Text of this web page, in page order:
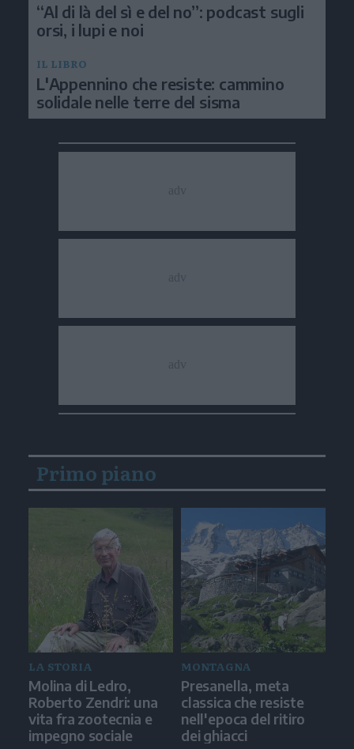
“Al di là del sì e del no”: podcast sugli
orsi, i lupi e noi
IL LIBRO
L'Appennino che resiste: cammino
solidale nelle terre del sisma
Primo piano
LA STORIA
Molina di Ledro,
Roberto Zendri: una
vita fra zootecnia e
impegno sociale
MONTAGNA
Presanella, meta
classica che resiste
nell'epoca del ritiro
dei ghiacci